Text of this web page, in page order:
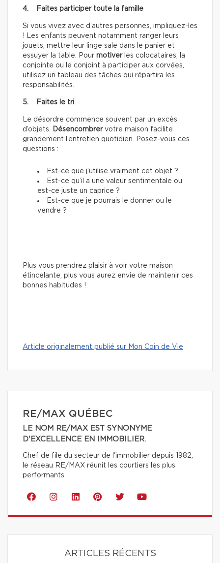
4. Faites participer toute la famille
Si vous vivez avec d’autres personnes, impliquez-les
! Les enfants peuvent notamment ranger leurs
jouets, mettre leur linge sale dans le panier et
essuyer la table. Pour motiverles colocataires, la
conjointe ou le conjoint à participer aux corvées,
utilisez un tableau des tâches qui répartira les
responsabilités.
5. Faites le tri
Le désordre commence souvent par un excès
d’objets. Désencombrervotre maison facilite
grandement l’entretien quotidien. Posez-vous ces
questions :
Est-ce que j’utilise vraiment cet objet ?
Est-ce qu’il a une valeur sentimentale ou
est-ce juste un caprice ?
Est-ce que je pourrais le donner ou le
vendre ?
Plus vous prendrez plaisir à voir votre maison
étincelante, plus vous aurez envie de maintenir ces
bonnes habitudes !
Article originalement publié sur Mon Coin de Vie
RE/MAX QUÉBEC
LE NOM RE/MAX EST SYNONYME
D'EXCELLENCE EN IMMOBILIER.
Chef de file du secteur de l'immobilier depuis 1982,
le réseau RE/MAX réunit les courtiers les plus
performants.
ARTICLES RÉCENTS